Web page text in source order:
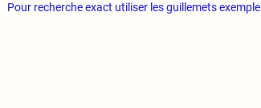
Pour recherche exact utiliser les guillemets exemple